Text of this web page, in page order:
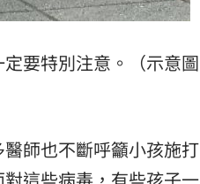
定要特別注意。（示意圖
師也不斷呼籲小孩施打